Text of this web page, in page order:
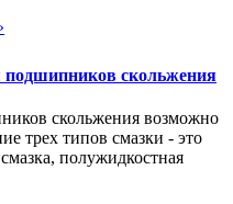
подшипников скольжения
скольжения возможно
трех типов смазки - это
полужидкостная